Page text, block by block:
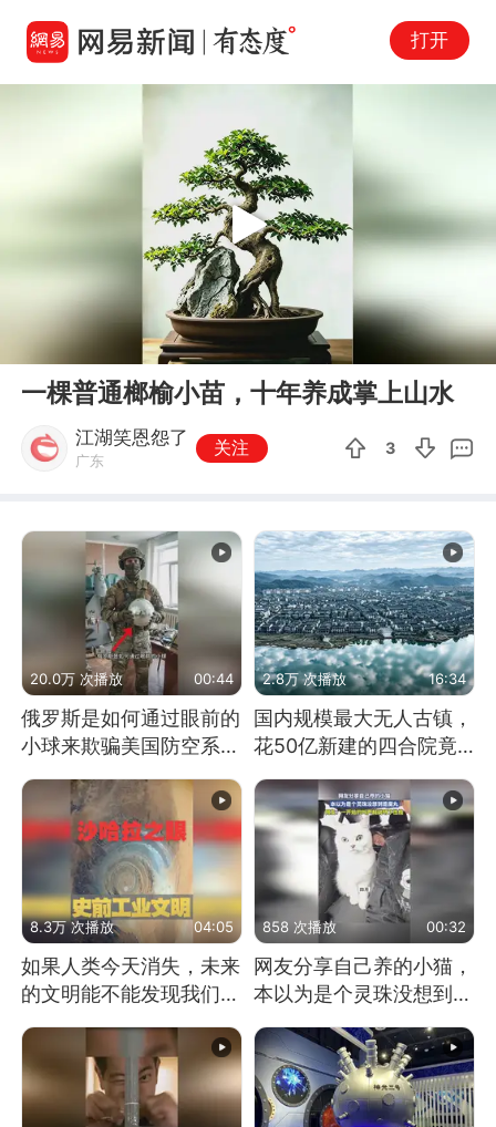
打开
00:17
Play
一棵普通榔榆小苗，十年养成掌上山水
江湖笑恩怨了
广东
关注 3
20.0万 次播放 00:44
俄罗斯是如何通过眼前的
小球来欺骗美国防空系统
的
2.8万 次播放 16:34
国内规模最大无人古镇，
花50亿新建的四合院竟
没人住，发生了啥
8.3万 次播放 04:05
如果人类今天消失，未来
的文明能不能发现我们存
858 次播放 00:32
网友分享自己养的小猫，
本以为是个灵珠没想到是